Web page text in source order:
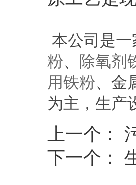
本公司是
粉、 除氧剂
用铁粉、金
为主，生产
上一个：
下一个：